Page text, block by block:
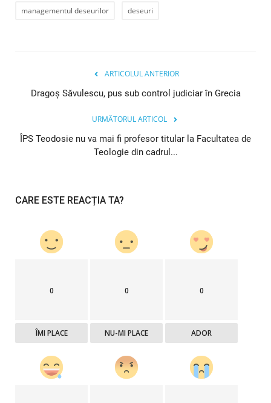
managementul deseurilor deseuri
ARTICOLUL ANTERIOR
Dragoş Săvulescu, pus sub control judiciar în Grecia
URMĂTORUL ARTICOL
ÎPS Teodosie nu va mai fi profesor titular la Facultatea de
Teologie din cadrul...
CARE ESTE REACȚIA TA?
0
ÎMI PLACE
0
NU-MI PLACE
0
ADOR